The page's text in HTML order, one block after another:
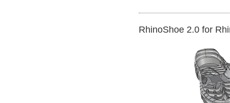
RhinoShoe 2.0 for